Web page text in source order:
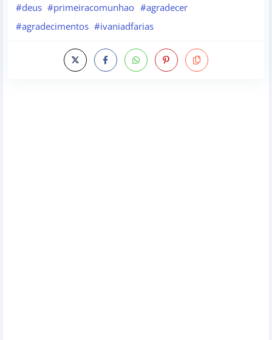
#deus #primeiracomunhao #agradecer
#agradecimentos #ivaniadfarias